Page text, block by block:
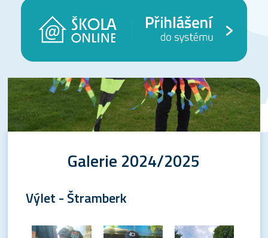
Galerie 2024/2025
Výlet - Štramberk